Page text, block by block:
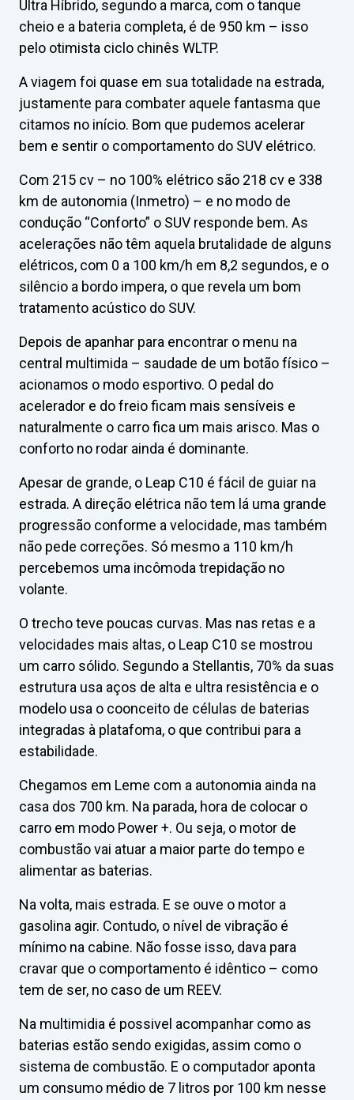
Ultra Híbrido, segundo a marca, com o tanque
cheio e a bateria completa, é de 950 km – isso
pelo otimista ciclo chinês WLTP.
A viagem foi quase em sua totalidade na estrada,
justamente para combater aquele fantasma que
citamos no início. Bom que pudemos acelerar
bem e sentir o comportamento do SUV elétrico.
Com 215 cv – no 100% elétrico são 218 cv e 338
km de autonomia (Inmetro) – e no modo de
condução “Conforto” o SUV responde bem. As
acelerações não têm aquela brutalidade de alguns
elétricos, com 0 a 100 km/h em 8,2 segundos, e o
silêncio a bordo impera, o que revela um bom
tratamento acústico do SUV.
Depois de apanhar para encontrar o menu na
central multimida – saudade de um botão físico –
acionamos o modo esportivo. O pedal do
acelerador e do freio ficam mais sensíveis e
naturalmente o carro fica um mais arisco. Mas o
conforto no rodar ainda é dominante.
Apesar de grande, o Leap C10 é fácil de guiar na
estrada. A direção elétrica não tem lá uma grande
progressão conforme a velocidade, mas também
não pede correções. Só mesmo a 110 km/h
percebemos uma incômoda trepidação no
volante.
O trecho teve poucas curvas. Mas nas retas e a
velocidades mais altas, o Leap C10 se mostrou
um carro sólido. Segundo a Stellantis, 70% da suas
estrutura usa aços de alta e ultra resistência e o
modelo usa o coonceito de células de baterias
integradas à platafoma, o que contribui para a
estabilidade.
Chegamos em Leme com a autonomia ainda na
casa dos 700 km. Na parada, hora de colocar o
carro em modo Power +. Ou seja, o motor de
combustão vai atuar a maior parte do tempo e
alimentar as baterias.
Na volta, mais estrada. E se ouve o motor a
gasolina agir. Contudo, o nível de vibração é
mínimo na cabine. Não fosse isso, dava para
cravar que o comportamento é idêntico – como
tem de ser, no caso de um REEV.
Na multimidia é possivel acompanhar como as
baterias estão sendo exigidas, assim como o
sistema de combustão. E o computador aponta
um consumo médio de 7 litros por 100 km nesse